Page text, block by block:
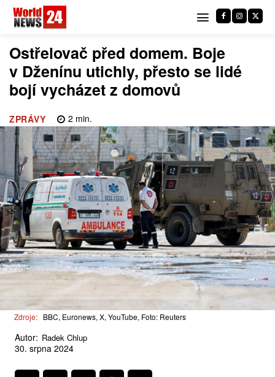
Ostřelovač před domem. Boje
v Dženínu utichly, přesto se lidé
bojí vycházet z domovů
ZPRÁVY 2 min.
Zdroje: BBC, Euronews, X, YouTube, Foto: Reuters
Autor: Radek Chlup
30. srpna 2024